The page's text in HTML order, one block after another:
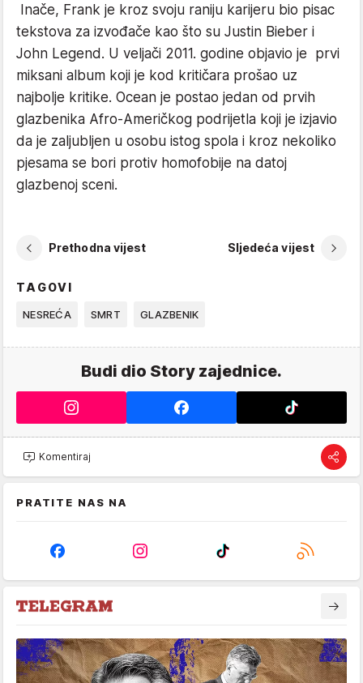
Inače, Frank je kroz svoju raniju karijeru bio pisac
tekstova za izvođače kao što su Justin Bieber i
John Legend. U veljači 2011. godine objavio je prvi
miksani album koji je kod kritičara prošao uz
najbolje kritike. Ocean je postao jedan od prvih
glazbenika Afro-Američkog podrijetla koji je izjavio
da je zaljubljen u osobu istog spola i kroz nekoliko
pjesama se bori protiv homofobije na datoj
glazbenoj sceni.
Prethodna vijest Sljedeća vijest
TAGOVI
NESREĆA SMRT GLAZBENIK
Budi dio Story zajednice.
Komentiraj
PRATITE NAS NA